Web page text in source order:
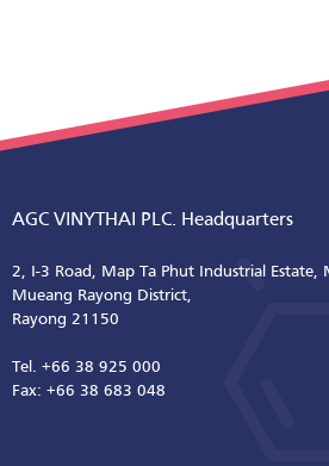
AGC VINYTHAI PLC. Headquarters
2, I-3 Road, Map Ta Phut Industrial Estate,
Mueang Rayong District,
Rayong 21150
Tel. +66 38 925 000
Fax: +66 38 683 048